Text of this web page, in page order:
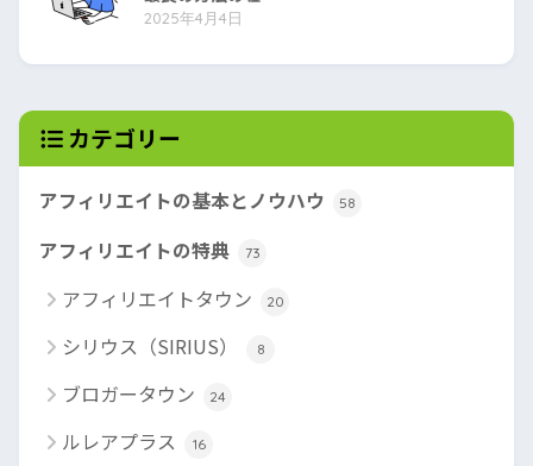
2025年4月4日
カテゴリー
アフィリエイトの基本とノウハウ 58
アフィリエイトの特典 73
アフィリエイトタウン 20
シリウス（SIRIUS） 8
ブロガータウン 24
ルレアプラス 16